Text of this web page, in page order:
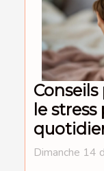
le
Dimanche 14